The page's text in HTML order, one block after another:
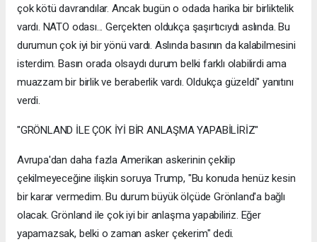
çok kötü davrandılar. Ancak bugün o odada harika bir birliktelik
vardı. NATO odası... Gerçekten oldukça şaşırtıcıydı aslında. Bu
durumun çok iyi bir yönü vardı. Aslında basının da kalabilmesini
isterdim. Basın orada olsaydı durum belki farklı olabilirdi ama
muazzam bir birlik ve beraberlik vardı. Oldukça güzeldi" yanıtını
verdi.
"GRÖNLAND İLE ÇOK İYİ BİR ANLAŞMA YAPABİLİRİZ"
Avrupa'dan daha fazla Amerikan askerinin çekilip
çekilmeyeceğine ilişkin soruya Trump, "Bu konuda henüz kesin
bir karar vermedim. Bu durum büyük ölçüde Grönland'a bağlı
olacak. Grönland ile çok iyi bir anlaşma yapabiliriz. Eğer
yapamazsak, belki o zaman asker çekerim" dedi.